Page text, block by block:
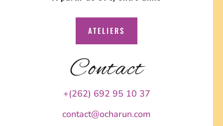
ATELIERS
Contact
+(262) 692 95 10 37
contact@ocharun.com